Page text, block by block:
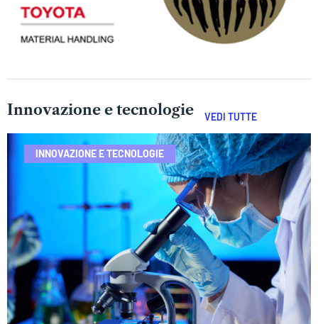
Innovazione e tecnologie VEDI TUTTE
INNOVAZIONE E TECNOLOGIE